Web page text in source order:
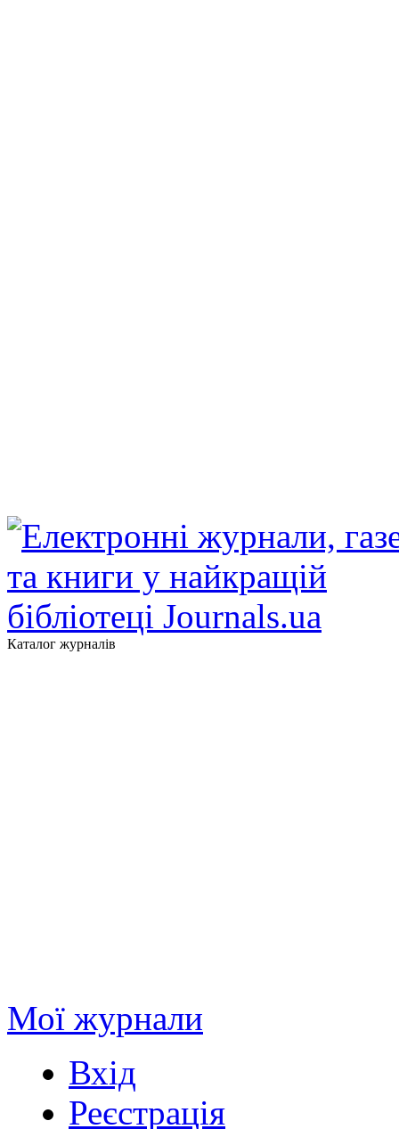
Каталог журналів
Мої журнали
Вхід
Реєстрація